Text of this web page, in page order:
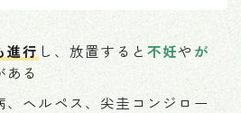
進行 し、放置すると 不妊や が
ある
、ヘルペス、尖圭コンジロー